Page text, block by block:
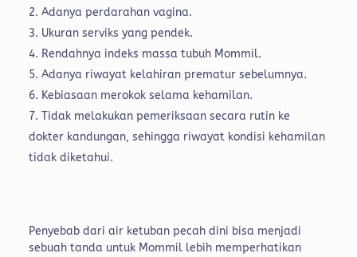
Adanya perdarahan vagina.
Ukuran serviks yang pendek.
Rendahnya indeks massa tubuh Mommil.
Adanya riwayat kelahiran prematur sebelumnya.
Kebiasaan merokok selama kehamilan.
Tidak melakukan pemeriksaan secara rutin ke
dokter kandungan, sehingga riwayat kondisi kehamilan
tidak diketahui.
Penyebab dari air ketuban pecah dini bisa menjadi
sebuah tanda untuk Mommil lebih memperhatikan